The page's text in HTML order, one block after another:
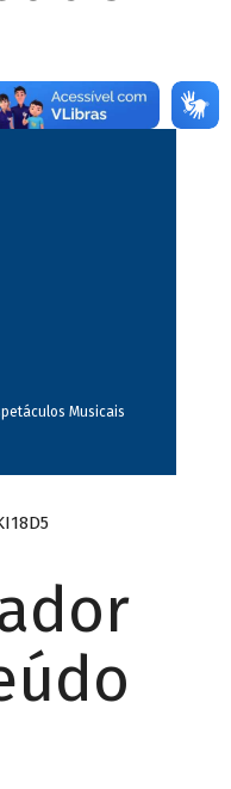
Musicais